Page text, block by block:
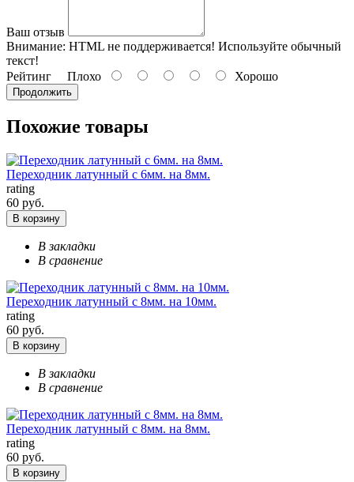
Ваш отзыв
Внимание: HTML не поддерживается! Используйте обычный
текст!
Рейтинг Плохо Хорошо
Продолжить
Похожие товары
Переходник латунный с 6мм. на 8мм.
rating
60 руб.
В корзину
В закладки
В сравнение
Переходник латунный с 8мм. на 10мм.
rating
60 руб.
В корзину
В закладки
В сравнение
Переходник латунный с 8мм. на 8мм.
rating
60 руб.
В корзину